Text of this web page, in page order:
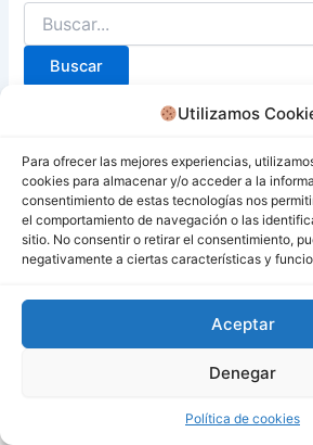
Utilizamos
Para ofrecer las mejores experiencias,
cookies para almacenar y/o acceder a la
consentimiento de estas tecnologías nos
el comportamiento de navegación o las
sitio. No consentir o retirar el consentimiento,
negativamente a ciertas características y
Aceptar
Denegar
Política de cookies
Todos los derechos © 2026 San